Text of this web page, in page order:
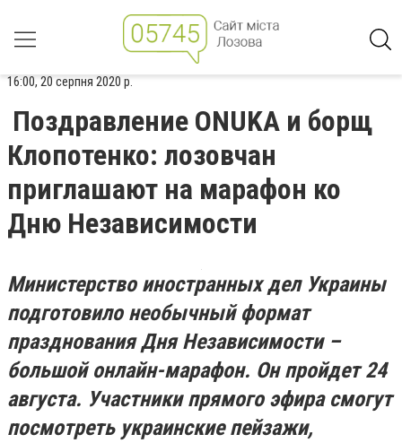
16:00, 20 серпня 2020 р.
Поздравление ONUKA и борщ
Клопотенко: лозовчан
приглашают на марафон ко
Дню Независимости
Министерство иностранных дел Украины
подготовило необычный формат
празднования Дня Независимости –
большой онлайн-марафон. Он пройдет24
августа. Участники прямого эфира смогут
посмотреть украинские пейзажи,